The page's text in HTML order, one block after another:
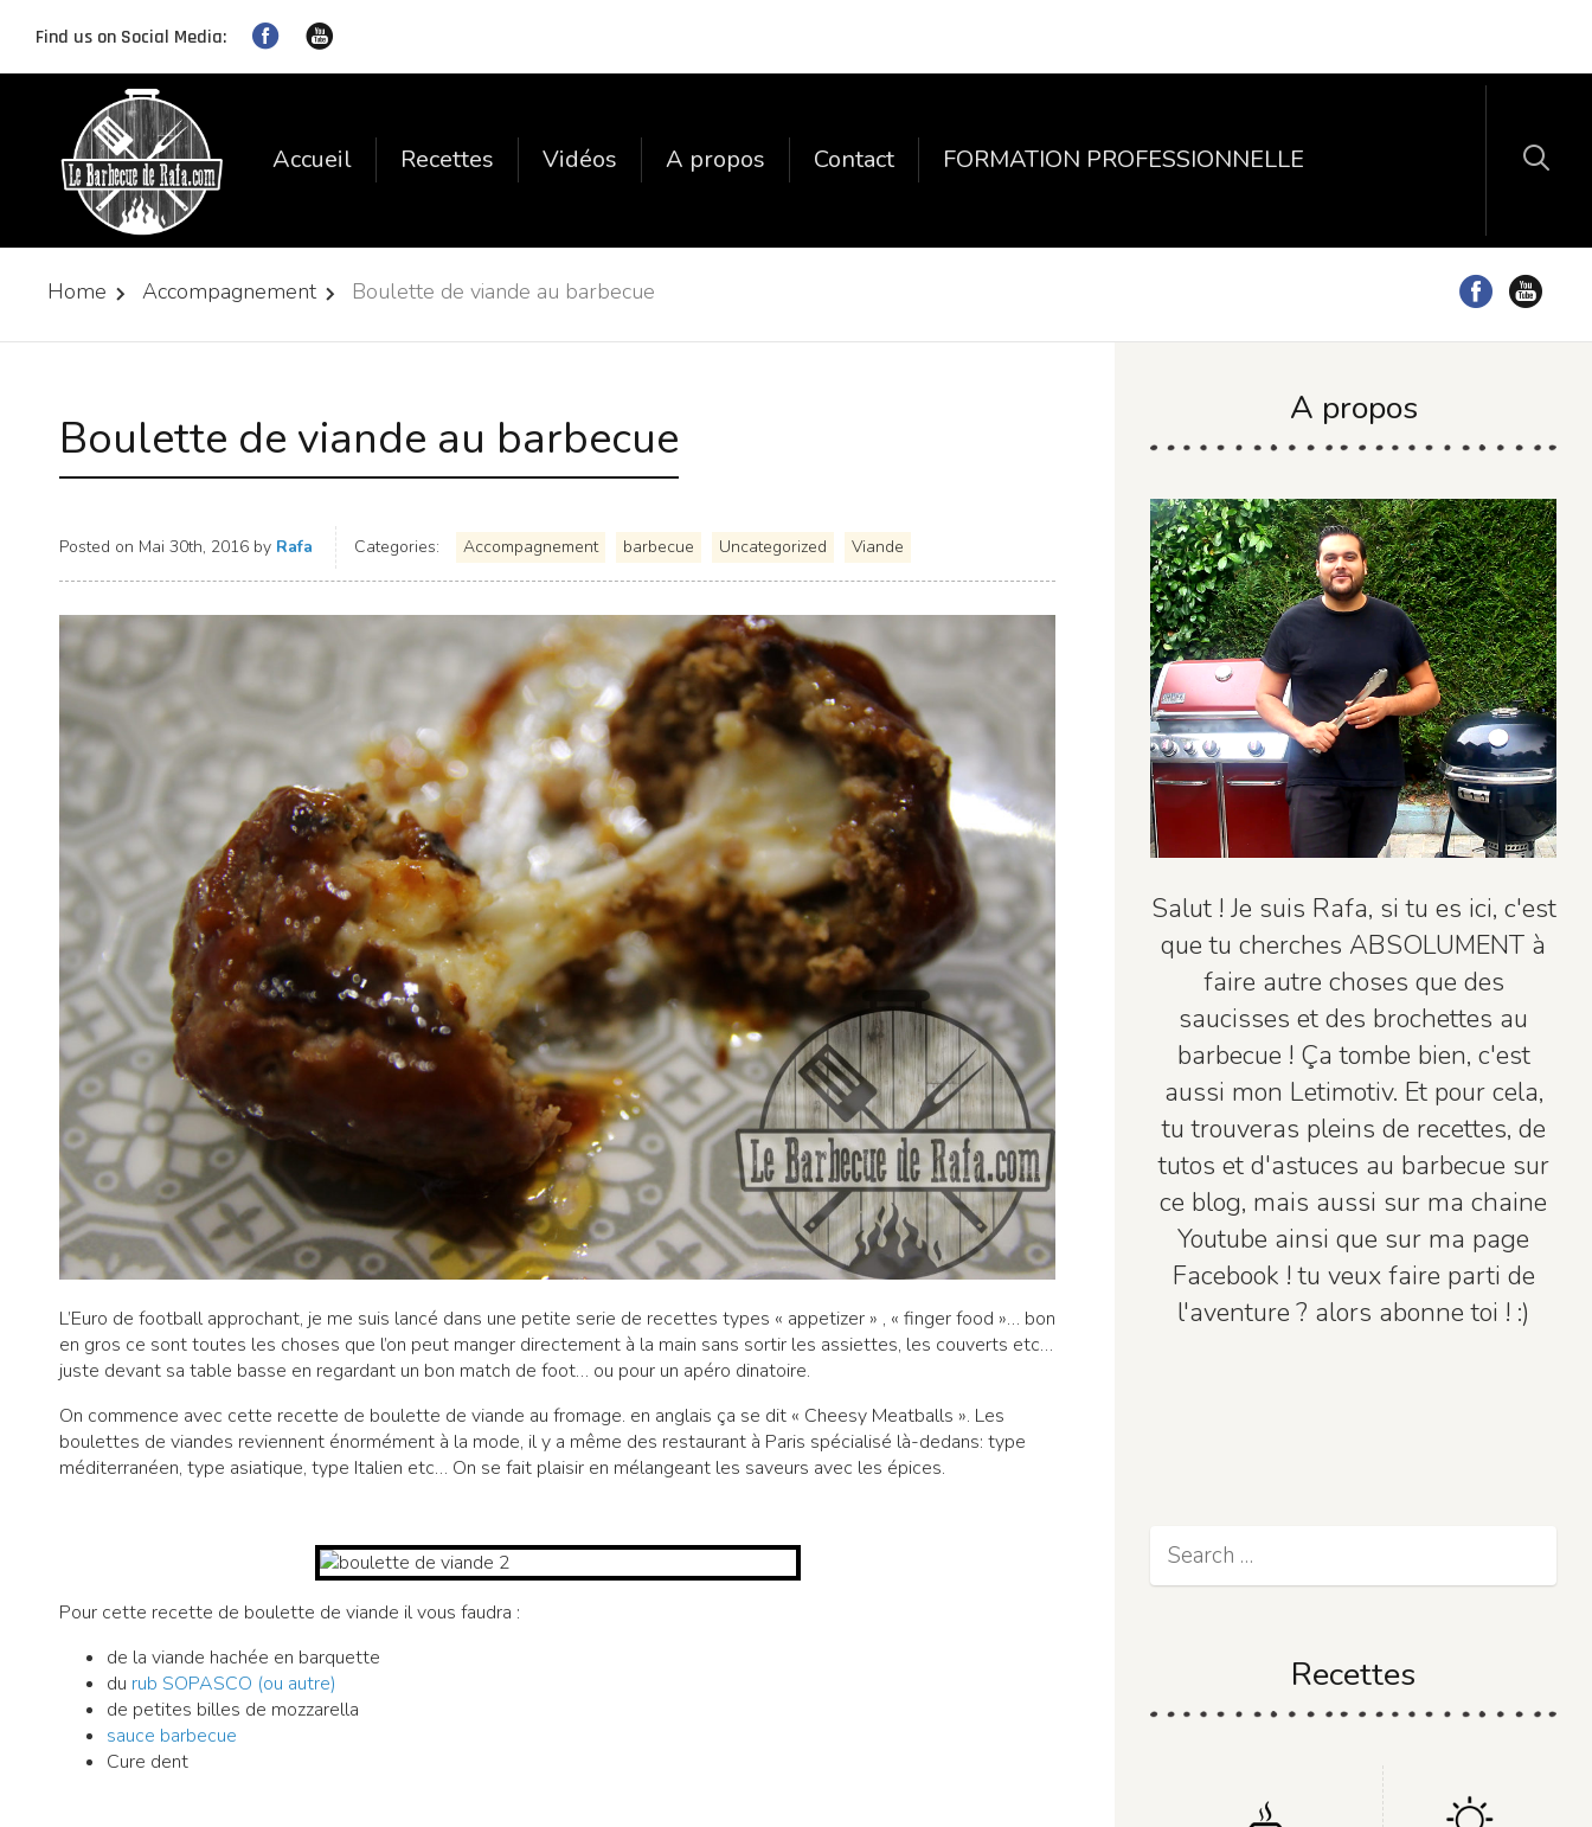
Find us on Social Media:
Accueil Recettes Vidéos A propos Contact FORMATION PROFESSIONNELLE
Home Accompagnement Boulette de viande au barbecue
Boulette de viande au barbecue
Posted on Mai 30th, 2016 by Rafa Categories: Accompagnement barbecue Uncategorized Viande
L’Euro de football approchant, je me suis lancé dans une petite serie de recettes types « appetizer » , « finger food »… bon
en gros ce sont toutes les choses que l’on peut manger directement à la main sans sortir les assiettes, les couverts etc…
juste devant sa table basse en regardant un bon match de foot… ou pour un apéro dinatoire.
On commence avec cette recette de boulette de viande au fromage. en anglais ça se dit « Cheesy Meatballs ». Les
boulettes de viandes reviennent énormément à la mode, il y a même des restaurant à Paris spécialisé là-dedans: type
méditerranéen, type asiatique, type Italien etc… On se fait plaisir en mélangeant les saveurs avec les épices.
Pour cette recette de boulette de viande il vous faudra :
de la viande hachée en barquette
du rub SOPASCO (ou autre)
de petites billes de mozzarella
sauce barbecue
Cure dent
A propos
Salut ! Je suis Rafa, si tu es ici, c'est
que tu cherches ABSOLUMENT à
faire autre choses que des
saucisses et des brochettes au
barbecue ! Ça tombe bien, c'est
aussi mon Letimotiv. Et pour cela,
tu trouveras pleins de recettes, de
tutos et d'astuces au barbecue sur
ce blog, mais aussi sur ma chaine
Youtube ainsi que sur ma page
Facebook ! tu veux faire parti de
l'aventure ? alors abonne toi ! :)
Recettes